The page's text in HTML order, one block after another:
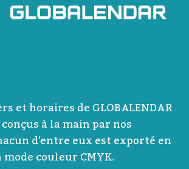
et horaires de GLOBALENDAR
à la main par nos
d'entre eux est exporté en
mode couleur CMYK.